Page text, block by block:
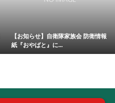
【お知らせ】自衛隊家族会 防衛情報
紙『おやばと』に...